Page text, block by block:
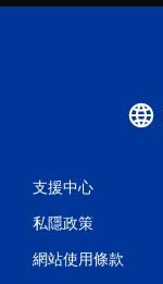
支援中心
私隱政策
網站使用條款